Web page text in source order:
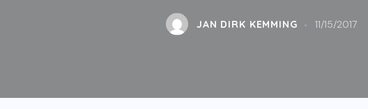
JAN DIRK KEMMING 11/15/2017